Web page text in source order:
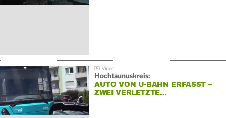
Hochtaunuskreis:
AUTO VON U-BAHN ERFASST –
ZWEI VERLETZTE…